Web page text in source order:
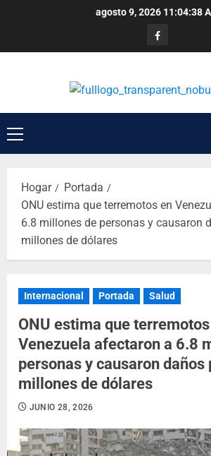
agosto 9, 2026 11:04:38
Hogar
Portada
ONU estima que terremotos en
6.8 millones de personas y causaron
millones de dólares
Internacional Portada Salud
ONU estima que
Venezuela afectaron a 6.8
personas y causaron daños
millones de dólares
JUNIO 28, 2026